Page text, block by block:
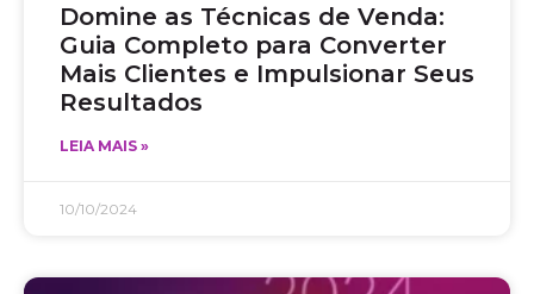
Domine as Técnicas de Venda:
Guia Completo para Converter
Mais Clientes e Impulsionar Seus
Resultados
LEIA MAIS »
10/10/2024